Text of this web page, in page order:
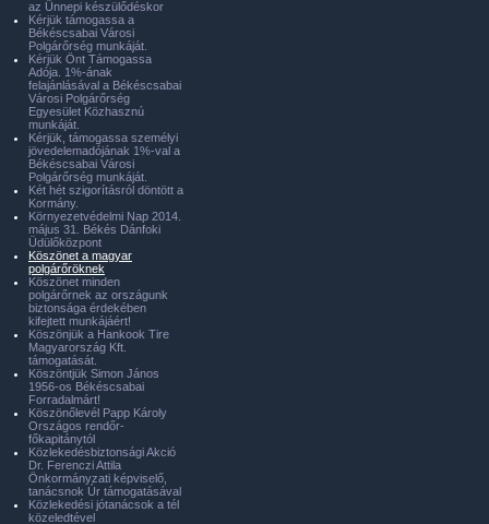
az Ünnepi készülődéskor
Kérjük támogassa a
Békéscsabai Városi
Polgárőrség munkáját.
Kérjük Önt Támogassa
Adója. 1%-ának
felajánlásával a Békéscsabai
Városi Polgárőrség
Egyesület Közhasznú
munkáját.
Kérjük, támogassa személyi
jövedelemadójának 1%-val a
Békéscsabai Városi
Polgárőrség munkáját.
Két hét szigorításról döntött a
Kormány.
Környezetvédelmi Nap 2014.
május 31. Békés Dánfoki
Üdülőközpont
Köszönet a magyar
polgárőröknek
Köszönet minden
polgárőrnek az országunk
biztonsága érdekében
kifejtett munkájáért!
Köszönjük a Hankook Tire
Magyarország Kft.
támogatását.
Köszöntjük Simon János
1956-os Békéscsabai
Forradalmárt!
Köszönőlevél Papp Károly
Országos rendőr-
főkapitánytól
Közlekedésbiztonsági Akció
Dr. Ferenczi Attila
Önkormányzati képviselő,
tanácsnok Úr támogatásával
Közlekedési jótanácsok a tél
közeledtével